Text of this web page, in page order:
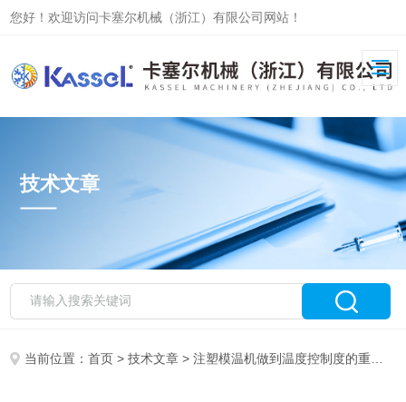
您好！欢迎访问卡塞尔机械（浙江）有限公司网站！
技术文章
当前位置：首页 >技术文章 > 注塑模温机做到温度控制度的重要性